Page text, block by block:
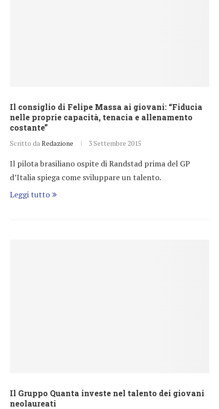
Il consiglio di Felipe Massa ai giovani: “Fiducia
nelle proprie capacità, tenacia e allenamento
costante”
Scritto da Redazione 3 Settembre 2015
Il pilota brasiliano ospite di Randstad prima del GP
d’Italia spiega come sviluppare un talento.
Leggi tutto
Il Gruppo Quanta investe nel talento dei giovani
neolaureati